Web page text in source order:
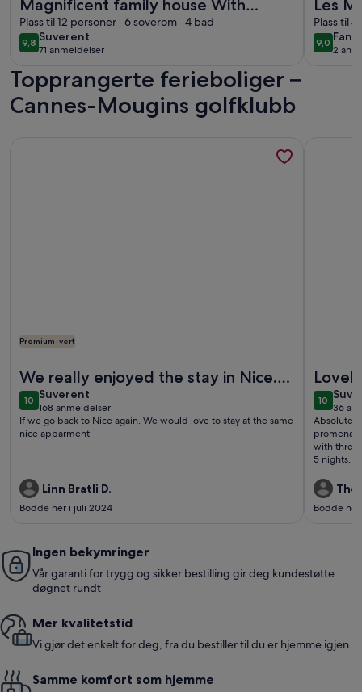
Magnificent family house With
heated swimming pool,quiet ,close
to the sea
Plass til 12 personer · 6 soverom · 4 bad
9,89,8 av 10
Suverent
suverent
71 anmeldelser
(71
anmeldelser)
Les
Plass til
9,09,0 av 10
2
(2
Topprangerte ferieboliger –
Cannes-Mougins golfklubb
Premium-vert
We really enjoyed the stay in Nice.
The appartment had a perfect
location.
1010 av 10
Suverent
suverent
168 anmeldelser
(168
anmeldelser)
If we go back to Nice again. We would love to stay at the same
nice apparment
Linn Bratli D.
Bodde her i juli 2024
Mer informasjon om Meget velutstyrte andre etasje
Nice
1010 av 10
36
(36
promenade
with three
5 nights,
backyard.
only a minute walk
Bodde
Ingen bekymringer
Vår garanti for trygg og sikker bestilling gir deg kundestøtte
døgnet rundt
Mer kvalitetstid
Vi gjør det enkelt for deg, fra du bestiller til du er hjemme igjen
Samme komfort som hjemme